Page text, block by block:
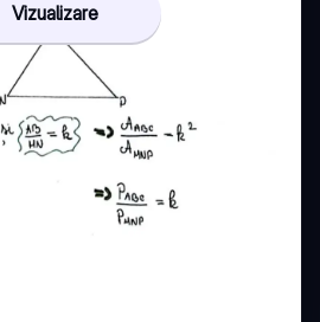
Vizualizare